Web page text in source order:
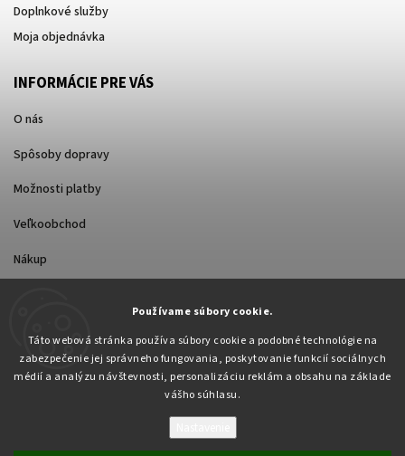
Používame súbory cookie.
Táto webová stránka používa súbory cookie a podobné technológie na
zabezpečenie jej správneho fungovania, poskytovanie funkcií sociálnych
médií a analýzu návštevnosti, personalizáciu reklám a obsahu na základe
vášho súhlasu.
Doplnkové služby
Moja objednávka
INFORMÁCIE PRE VÁS
O nás
Spôsoby dopravy
Možnosti platby
Veľkoobchod
Nákup
Copyright 2026Pabex.sk. Všetky práva vyhradené.